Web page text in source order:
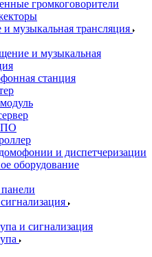
громкоговорители
музыкальная трансляция
и музыкальная
станция
ПО
и диспетчеризации
оборудование
и сигнализация